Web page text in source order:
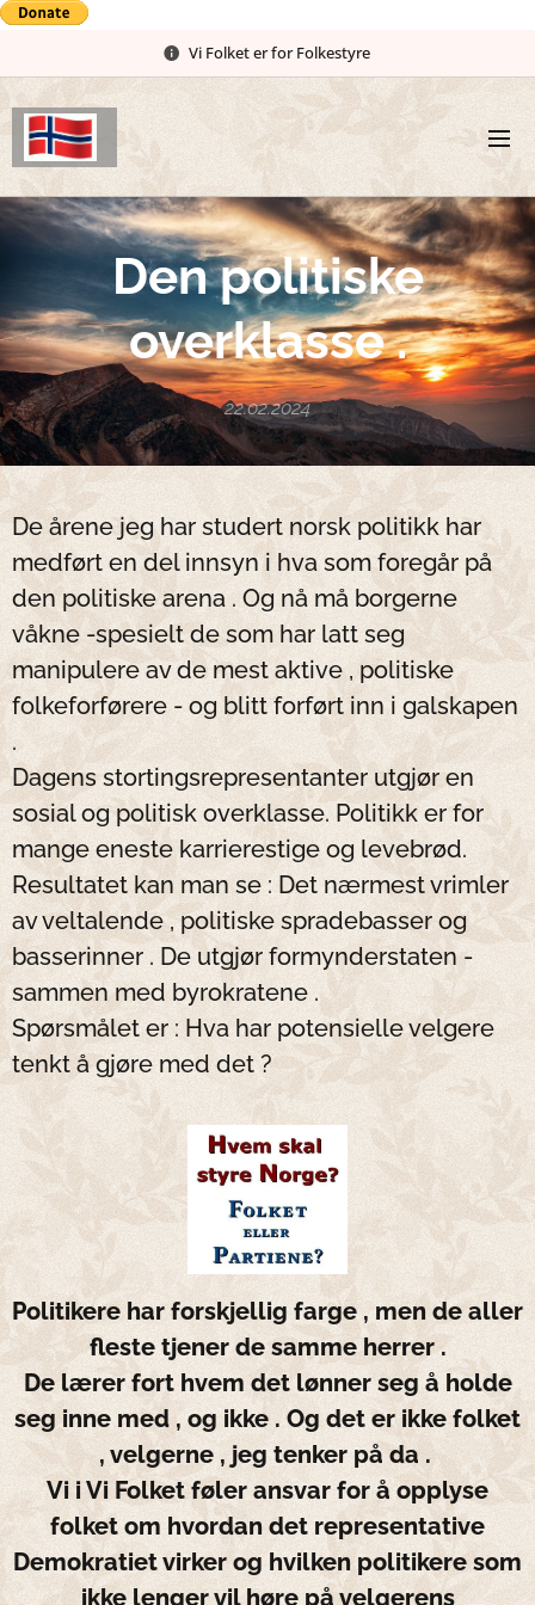
Vi Folket er for Folkestyre
Den politiske
overklasse .
22.02.2024
De årene jeg har studert norsk politikk har
medført en del innsyn i hva som foregår på
den politiske arena . Og nå må borgerne
våkne -spesielt de som har latt seg
manipulere av de mest aktive , politiske
folkeforførere - og blitt forført inn i galskapen
.
Dagens stortingsrepresentanter utgjør en
sosial og politisk overklasse. Politikk er for
mange eneste karrierestige og levebrød.
Resultatet kan man se : Det nærmest vrimler
av veltalende , politiske spradebasser og
basserinner . De utgjør formynderstaten -
sammen med byrokratene .
Spørsmålet er : Hva har potensielle velgere
tenkt å gjøre med det ?
Politikere har forskjellig farge , men de aller
fleste tjener de samme herrer .
De lærer fort hvem det lønner seg å holde
seg inne med , og ikke . Og det er ikke folket
, velgerne , jeg tenker på da .
Vi i Vi Folket føler ansvar for å opplyse
folket om hvordan det representative
Demokratiet virker og hvilken politikere som
ikke lenger vil høre på velgerens